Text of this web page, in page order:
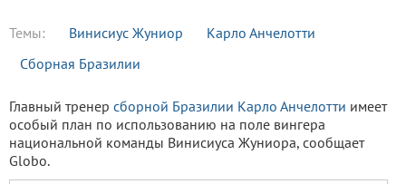
Темы: Винисиус Жуниор
Карло Анчелотти
Сборная Бразилии
Главный тренер сборной Бразилии Карло Анчелотти имеет
особый план по использованию на поле вингера
национальной команды Винисиуса Жуниора, сообщает
Globo.